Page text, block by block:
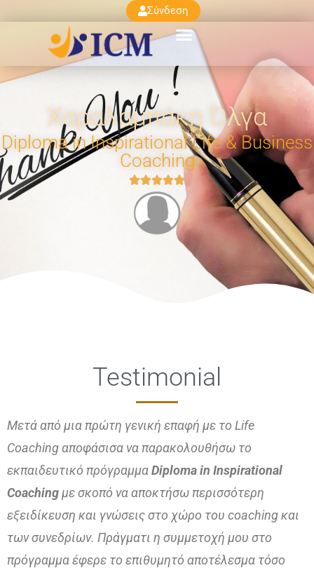
Σύνδεση
Χαραλαμπάκη Όλγα
Diploma in Inspirational Life & Business
Coaching

Testimonial
Μετά από μια πρώτη γενική επαφή με το Life
Coaching αποφάσισα να παρακολουθήσω το
εκπαιδευτικό πρόγραμμαDiploma in Inspirational
Coachingμε σκοπό να αποκτήσω περισσότερη
εξειδίκευση και γνώσεις στο χώρο του coaching και
των συνεδρίων. Πράγματι η συμμετοχή μου στο
πρόγραμμα έφερε το επιθυμητό αποτέλεσμα τόσο